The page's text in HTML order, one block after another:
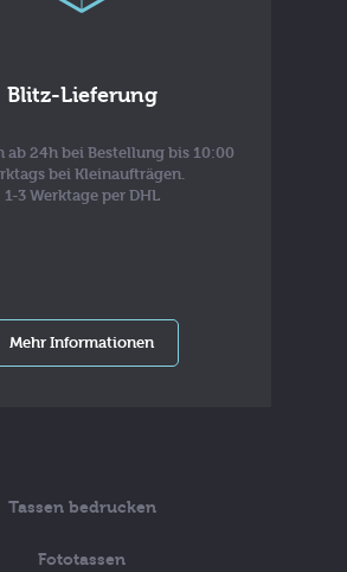
Blitz-Lieferung
ab 24h bei Bestellung bis 10:00
bei Kleinaufträgen.
1-3 Werktage per DHL
Mehr Informationen
Tassen bedrucken
Fototassen